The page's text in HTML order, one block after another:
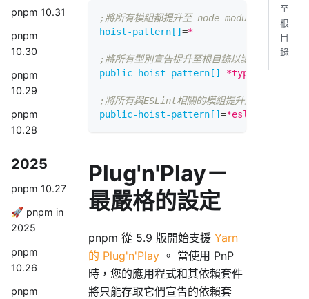
pnpm 10.31
pnpm
10.30
pnpm
10.29
pnpm
10.28
2025
pnpm 10.27
🚀 pnpm in
2025
pnpm
10.26
pnpm
;將所有模組都提升至 node_modules/.pnpm/
hoist-pattern[] =*
;將所有型別宣告提升至根目錄以讓
public-hoist-pattern[] =*types*
;將所有與ESLint相關的模組提升至根目錄
public-hoist-pattern[] =*eslint*
Plug'n'Play－
最嚴格的設定
pnpm 從 5.9 版開始支援 Yarn
的 Plug'n'Play 。 當使用 PnP
時，您的應用程式和其依賴套件
將只能存取它們宣告的依賴套
至
根
目
錄